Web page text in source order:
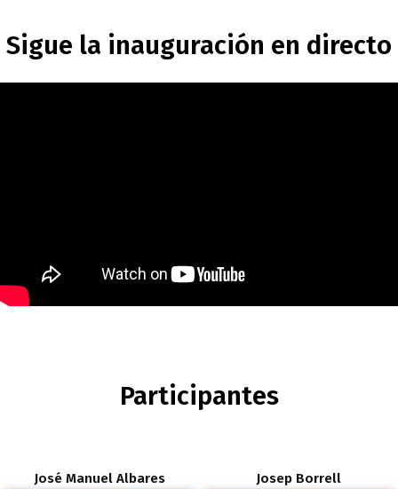
Sigue la inauguración en directo
Participantes
José Manuel Albares Josep Borrell